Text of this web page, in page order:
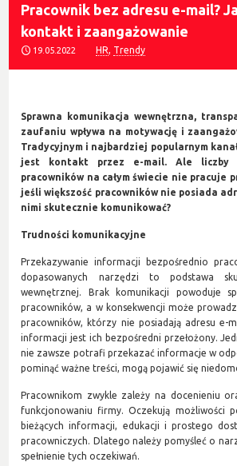
Pracownik bez adresu e-mail?
kontakt i zaangażowanie
19.05.2022 HR, Trendy
Sprawna komunikacja wewnętrzna,
zaufaniu wpływa na motywację i
Tradycyjnym i najbardziej popularnym
jest kontakt przez e-mail. Ale liczby
pracowników na całym świecie nie pracuje
jeśli większość pracowników nie posiada
nimi skutecznie komunikować?
Trudności komunikacyjne
Przekazywanie informacji bezpośrednio
dopasowanych narzędzi to podstawa
wewnętrznej. Brak komunikacji powoduje
pracowników, a w konsekwencji może
pracowników, którzy nie posiadają adresu e-
informacji jest ich bezpośredni przełożony.
nie zawsze potrafi przekazać informacje w
pominąć ważne treści, mogą pojawić się
Pracownikom zwykle zależy na docenieniu
funkcjonowaniu firmy. Oczekują możliwości
bieżących informacji, edukacji i prostego
pracowniczych. Dlatego należy pomyśleć o
spełnienie tych oczekiwań.